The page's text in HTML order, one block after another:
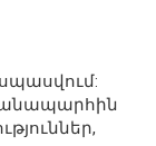
սպասվում: